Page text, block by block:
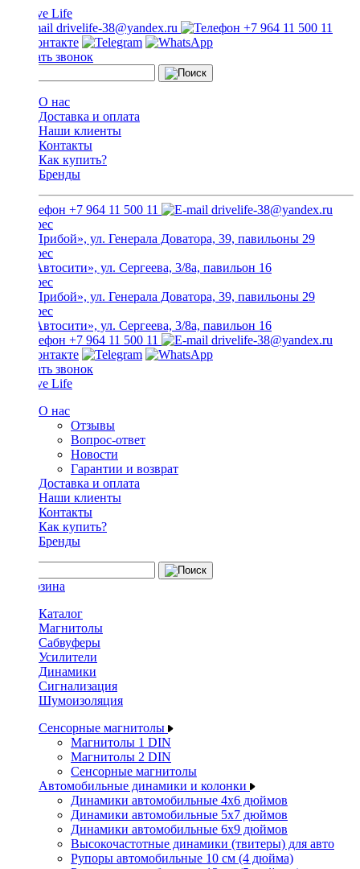
drivelife-38@yandex.ru +7 964 11 500 11
Заказать звонок
О нас
Доставка и оплата
Наши клиенты
Контакты
Как купить?
Бренды
+7 964 11 500 11 drivelife-38@yandex.ru
ТЦ «Прибой», ул. Генерала Доватора, 39, павильоны 29
ТЦ «Автосити», ул. Сергеева, 3/8а, павильон 16
ТЦ «Прибой», ул. Генерала Доватора, 39, павильоны 29
ТЦ «Автосити», ул. Сергеева, 3/8а, павильон 16
+7 964 11 500 11
drivelife-38@yandex.ru
Заказать звонок
О нас
Отзывы
Вопрос-ответ
Новости
Гарантии и возврат
Доставка и оплата
Наши клиенты
Контакты
Как купить?
Бренды
Каталог
Магнитолы
Сабвуферы
Усилители
Динамики
Сигнализация
Шумоизоляция
Сенсорные магнитолы
Магнитолы 1 DIN
Магнитолы 2 DIN
Сенсорные магнитолы
Автомобильные динамики и колонки
Динамики автомобильные 4x6 дюймов
Динамики автомобильные 5x7 дюймов
Динамики автомобильные 6x9 дюймов
Высокочастотные динамики (твитеры) для авто
Рупоры автомобильные 10 см (4 дюйма)